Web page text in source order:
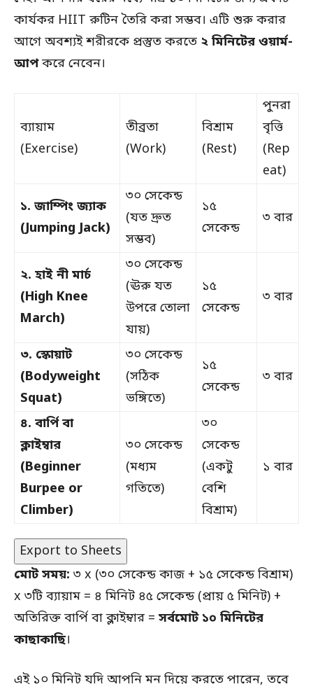
কার্যকর HIIT রুটিন তৈরি করা সম্ভব। এটি শুরু করার
আগে অবশ্যই শরীরকে প্রস্তুত করতে ২ মিনিটের ওয়ার্ম-
আপকরে নেবেন।
ব্যায়াম
(Exercise)
তীব্রতা
(Work)
বিশ্রাম
(Rest)
পুনরা
বৃত্তি
(Rep
eat)
১. জাম্পিং জ্যাক
(Jumping Jack)
৩০ সেকেন্ড
(যত দ্রুত
সম্ভব)
১৫
সেকেন্ড
৩ বার
২. হাই নী মার্চ
(High Knee
March)
৩০ সেকেন্ড
(ঊরু যত
উপরে তোলা
যায়)
১৫
সেকেন্ড
৩ বার
৩. স্কোয়াট
(Bodyweight
Squat)
৩০ সেকেন্ড
(সঠিক
ভঙ্গিতে)
১৫
সেকেন্ড
৩ বার
৪. বার্পি বা
ক্লাইম্বার
(Beginner
Burpee or
Climber)
৩০ সেকেন্ড
(মধ্যম
গতিতে)
৩০
সেকেন্ড
(একটু
বেশি
বিশ্রাম)
১ বার
Export to Sheets
মোট সময়: ৩ x (৩০ সেকেন্ড কাজ + ১৫ সেকেন্ড বিশ্রাম)
x ৩টি ব্যায়াম = ৪ মিনিট ৪৫ সেকেন্ড (প্রায় ৫ মিনিট) +
অতিরিক্ত বার্পি বা ক্লাইম্বার = সর্বমোট ১০ মিনিটের
কাছাকাছি।
এই ১০ মিনিট যদি আপনি মন দিয়ে করতে পারেন, তবে